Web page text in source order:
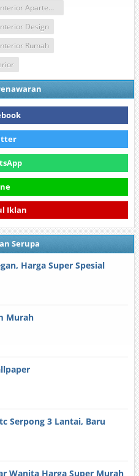
Jasa Interior Apartemen
Design
Rumah
Iklan
Serupa
Harga Super Spesial
Murah
Serpong 3 Lantai, Baru
Wanita Harga Super Murah